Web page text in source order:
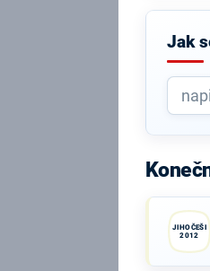
Jak
JIHOČEŠI
2012